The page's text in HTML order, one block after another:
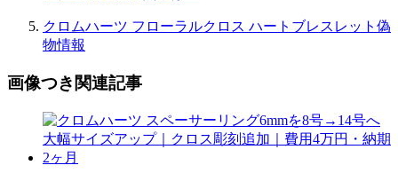
クロムハーツ フローラルクロス ハートブレスレット偽
物情報
画像つき関連記事